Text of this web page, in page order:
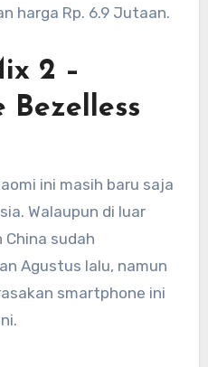
harga Rp. 6.9 Jutaan.
2 –
Bezelless
ini masih baru saja
Walaupun di luar
China sudah
Agustus lalu, namun
smartphone ini